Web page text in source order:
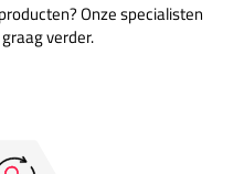
Onze specialisten
verder.